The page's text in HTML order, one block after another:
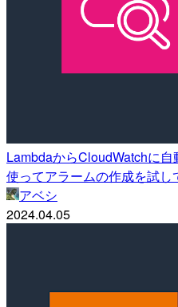
LambdaからCloudWatchに
使ってアラームの作成を試し
アベシ
2024.04.05